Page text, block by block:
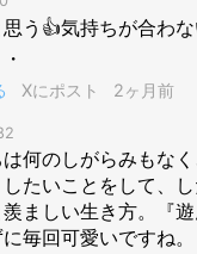
になってしまいました
くるパピーが、どうや
いないかのように、静
当に、本人の気が向い